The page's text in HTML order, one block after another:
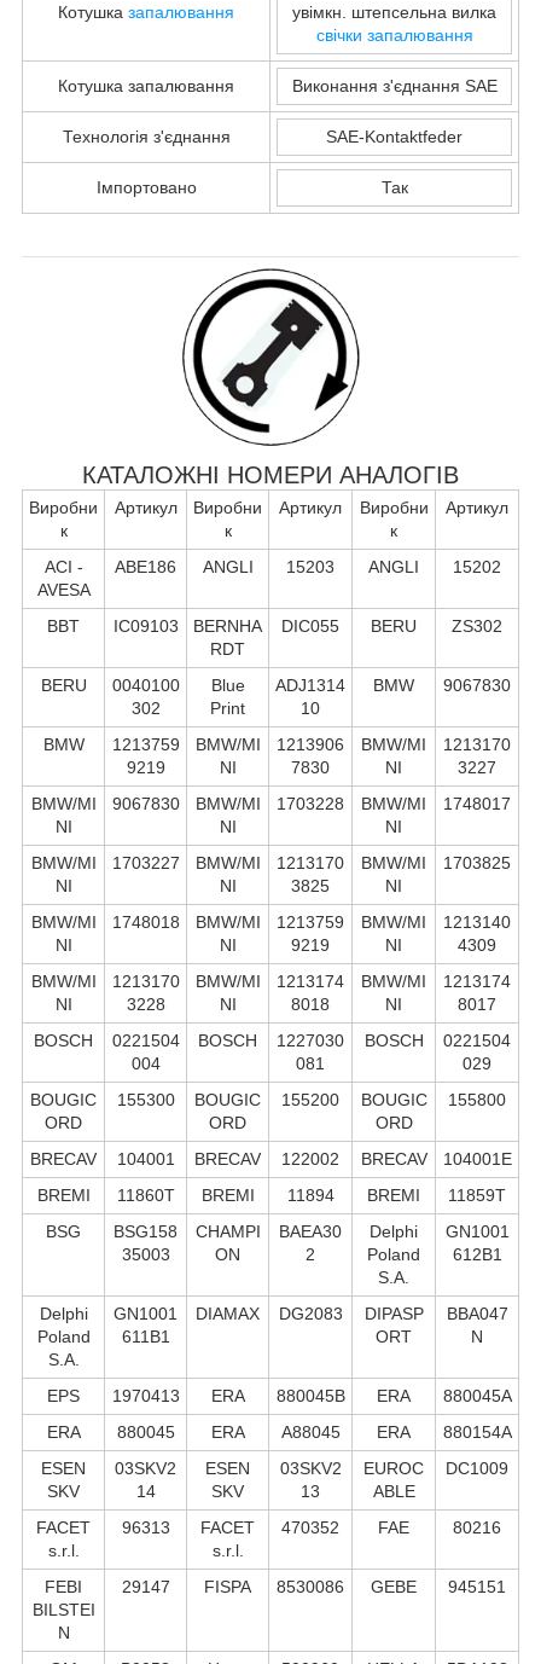
Котушка запалювання
увімкн. штепсельна вилка
свічки запалювання
Котушка запалювання Виконання з'єднання SAE
Технологія з'єднання SAE-Kontaktfeder
Імпортовано Так
КАТАЛОЖНІ НОМЕРИ АНАЛОГІВ
Виробни
к
Артикул
Виробни
к
Артикул
Виробни
к
Артикул
ACI -
AVESA
ABE186 ANGLI 15203 ANGLI 15202
BBT IC09103
BERNHA
RDT
DIC055 BERU ZS302
BERU
0040100
302
Blue
Print
ADJ1314
10
BMW 9067830
BMW
1213759
9219
BMW/MI
NI
1213906
7830
BMW/MI
NI
1213170
3227
BMW/MI
NI
9067830
BMW/MI
NI
1703228
BMW/MI
NI
1748017
BMW/MI
NI
1703227
BMW/MI
NI
1213170
3825
BMW/MI
NI
1703825
BMW/MI
NI
1748018
BMW/MI
NI
1213759
9219
BMW/MI
NI
1213140
4309
BMW/MI
NI
1213170
3228
BMW/MI
NI
1213174
8018
BMW/MI
NI
1213174
8017
BOSCH
0221504
004
BOSCH
1227030
081
BOSCH
0221504
029
BOUGIC
ORD
155300
BOUGIC
ORD
155200
BOUGIC
ORD
155800
BRECAV 104001 BRECAV 122002 BRECAV
104001E
BREMI
11860T BREMI 11894 BREMI
11859T
BSG
BSG158
35003
CHAMPI
ON
BAEA30
2
Delphi
Poland
S.А.
GN1001
612B1
Delphi
Poland
S.А.
GN1001
611B1
DIAMAX DG2083
DIPASP
ORT
BBA047
N
EPS 1970413 ERA 880045B ERA
880045A
ERA
880045 ERA A88045 ERA
880154A
ESEN
SKV
03SKV2
14
ESEN
SKV
03SKV2
13
EUROC
ABLE
DC1009
FACET
s.r.l.
96313
FACET
s.r.l.
470352 FAE 80216
FEBI
BILSTEI
N
29147 FISPA 8530086 GEBE 945151